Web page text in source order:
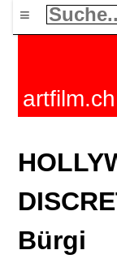
≡
artfilm.ch
Bürgi